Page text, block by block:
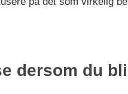
dersom du